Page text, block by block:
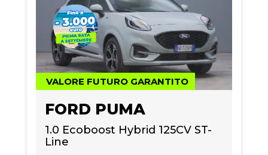
VALORE FUTURO GARANTITO
FORD PUMA
1.0 Ecoboost Hybrid 125CV ST-
Line